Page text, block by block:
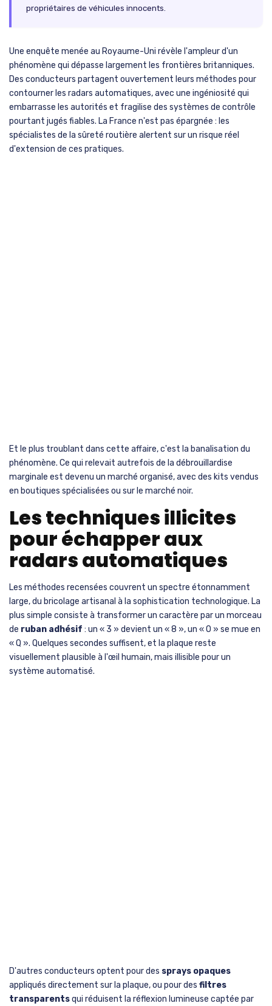
propriétaires de véhicules innocents.
Une enquête menée au Royaume-Uni révèle l'ampleur d'un
phénomène qui dépasse largement les frontières britanniques.
Des conducteurs partagent ouvertement leurs méthodes pour
contourner les radars automatiques, avec une ingéniosité qui
embarrasse les autorités et fragilise des systèmes de contrôle
pourtant jugés fiables. La France n'est pas épargnée : les
spécialistes de la sûreté routière alertent sur un risque réel
d'extension de ces pratiques.
Et le plus troublant dans cette affaire, c'est la banalisation du
phénomène. Ce qui relevait autrefois de la débrouillardise
marginale est devenu un marché organisé, avec des kits vendus
en boutiques spécialisées ou sur le marché noir.
Les techniques illicites
pour échapper aux
radars automatiques
Les méthodes recensées couvrent un spectre étonnamment
large, du bricolage artisanal à la sophistication technologique. La
plus simple consiste à transformer un caractère par un morceau
de ruban adhésif : un « 3 » devient un « 8 », un « O » se mue en
« Q ». Quelques secondes suffisent, et la plaque reste
visuellement plausible à l'œil humain, mais illisible pour un
système automatisé.
D'autres conducteurs optent pour des sprays opaques
appliqués directement sur la plaque, ou pour des filtres
transparentsqui réduisent la réflexion lumineuse captée par